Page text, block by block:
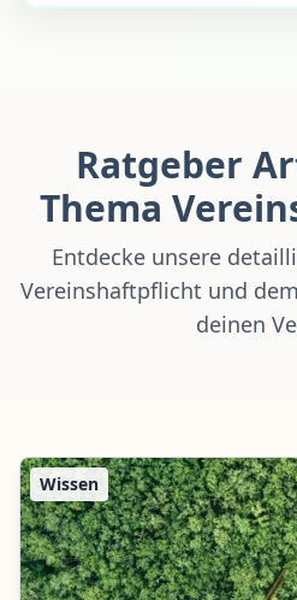
Ratgeber
Thema
Entdecke unsere
Vereinshaftpflicht und
deinen
Wissen